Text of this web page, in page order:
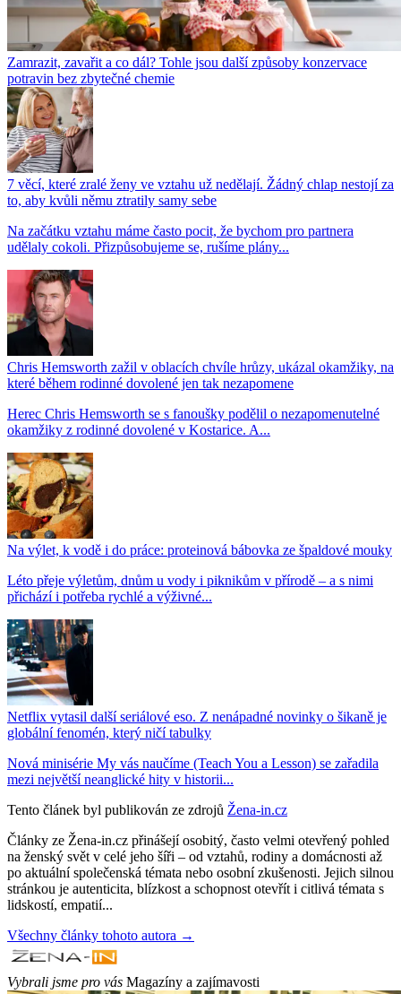
Zamrazit, zavařit a co dál? Tohle jsou další způsoby konzervace
potravin bez zbytečné chemie
7 věcí, které zralé ženy ve vztahu už nedělají. Žádný chlap nestojí za
to, aby kvůli němu ztratily samy sebe
Na začátku vztahu máme často pocit, že bychom pro partnera
udělaly cokoli. Přizpůsobujeme se, rušíme plány...
Chris Hemsworth zažil v oblacích chvíle hrůzy, ukázal okamžiky, na
které během rodinné dovolené jen tak nezapomene
Herec Chris Hemsworth se s fanoušky podělil o nezapomenutelné
okamžiky z rodinné dovolené v Kostarice. A...
Na výlet, k vodě i do práce: proteinová bábovka ze špaldové mouky
Léto přeje výletům, dnům u vody i piknikům v přírodě – a s nimi
přichází i potřeba rychlé a výživné...
Netflix vytasil další seriálové eso. Z nenápadné novinky o šikaně je
globální fenomén, který ničí tabulky
Nová minisérie My vás naučíme (Teach You a Lesson) se zařadila
mezi největší neanglické hity v historii...
Tento článek byl publikován ze zdrojů Žena-in.cz
Články ze Žena-in.cz přinášejí osobitý, často velmi otevřený pohled
na ženský svět v celé jeho šíři – od vztahů, rodiny a domácnosti až
po aktuální společenská témata nebo osobní zkušenosti. Jejich silnou
stránkou je autenticita, blízkost a schopnost otevřít i citlivá témata s
lidskostí, empatií...
Všechny články tohoto autora →
Vybrali jsme pro vás Magazíny a zajímavosti